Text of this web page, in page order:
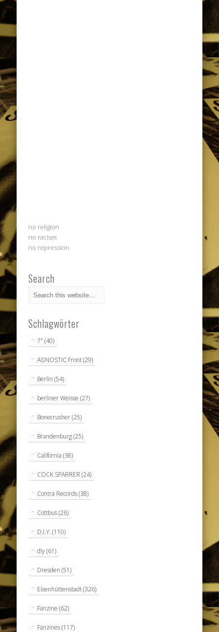
no religion
no racism
no repression
Search
Schlagwörter
7" (40)
AGNOSTIC Front(29)
Berlin (54)
berliner Weisse (27)
Bonecrusher(25)
Brandenburg(25)
California (38)
COCK SPARRER (24)
Contra Records(38)
Cottbus(26)
D.I.Y. (110)
diy(61)
Dresden (51)
Eisenhüttenstadt(326)
Fanzine (62)
Fanzines(117)